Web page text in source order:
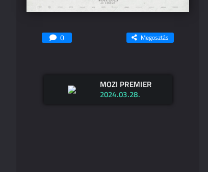
0 Megosztás
MOZI PREMIER
2024.03.28.